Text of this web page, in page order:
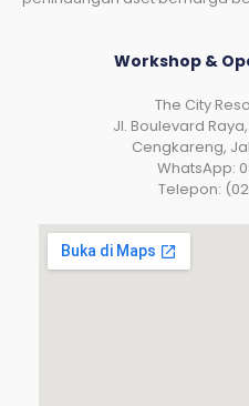
Workshop &
The City
Jl. Boulevard
Cengkareng,
WhatsApp:
Telepon: